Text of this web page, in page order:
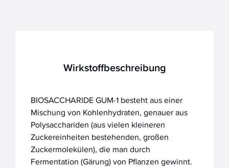
Wirkstoffbeschreibung
BIOSACCHARIDE GUM-1 besteht aus einer
Mischung von Kohlenhydraten, genauer aus
Polysacchariden (aus vielen kleineren
Zuckereinheiten bestehenden, großen
Zuckermolekülen), die man durch
Fermentation (Gärung) von Pflanzen gewinnt.